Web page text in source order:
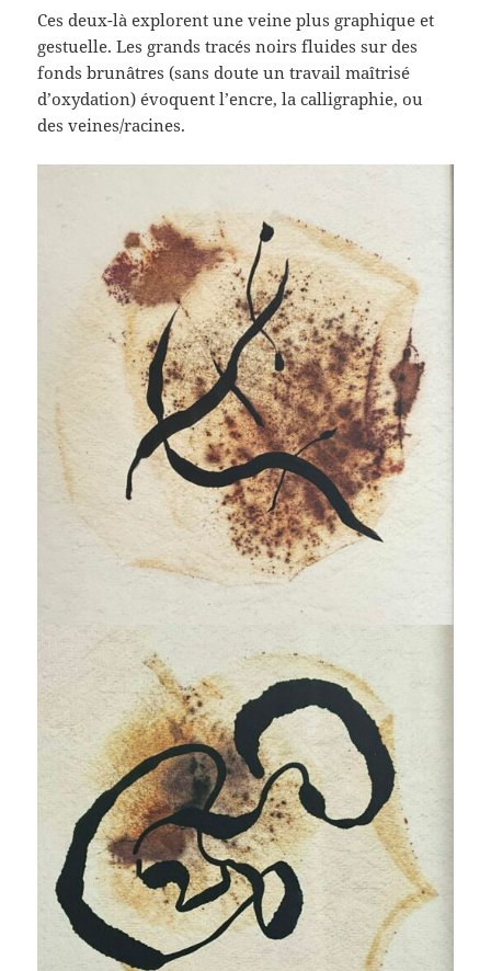
Ces deux-là explorent une veine plus graphique et
gestuelle. Les grands tracés noirs fluides sur des
fonds brunâtres (sans doute un travail maîtrisé
d’oxydation) évoquent l’encre, la calligraphie, ou
des veines/racines.